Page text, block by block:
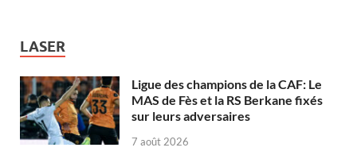
LASER
Ligue des champions de la CAF: Le
MAS de Fès et la RS Berkane fixés
sur leurs adversaires
7 août 2026